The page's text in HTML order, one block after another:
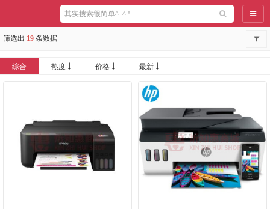
导航
筛选出 19 条数据
综合 热度 价格 最新